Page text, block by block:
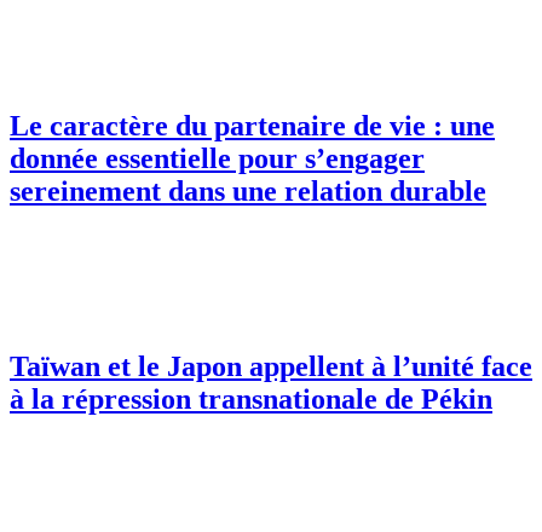
Le caractère du partenaire de vie : une
donnée essentielle pour s’engager
sereinement dans une relation durable
Taïwan et le Japon appellent à l’unité face
à la répression transnationale de Pékin